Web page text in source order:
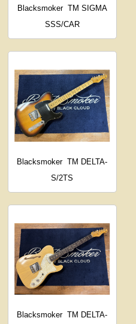
Blacksmoker TM SIGMA
SSS/CAR
Blacksmoker TM DELTA-
S/2TS
Blacksmoker TM DELTA-